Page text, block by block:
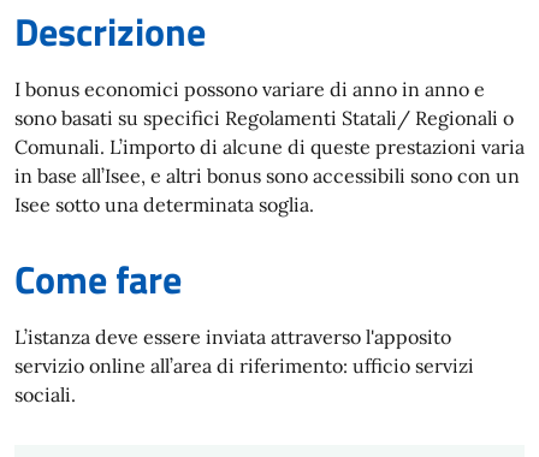
Descrizione
I bonus economici possono variare di anno in anno e
sono basati su specifici Regolamenti Statali/ Regionali o
Comunali. L’importo di alcune di queste prestazioni varia
in base all’Isee, e altri bonus sono accessibili sono con un
Isee sotto una determinata soglia.
Come fare
L’istanza deve essere inviata attraverso l'apposito
servizio online all’area di riferimento: ufficio servizi
sociali.